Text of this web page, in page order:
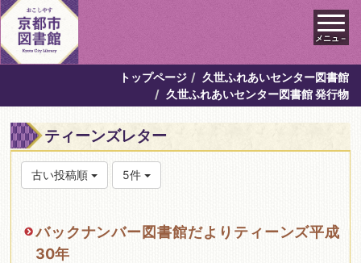
メニュ－
トップページ
久世ふれあいセンター図書館
久世ふれあいセンター図書館 発行物
ティーンズレター
古い投稿順 5件
バックナンバー図書館だよりティーンズ平成
30年